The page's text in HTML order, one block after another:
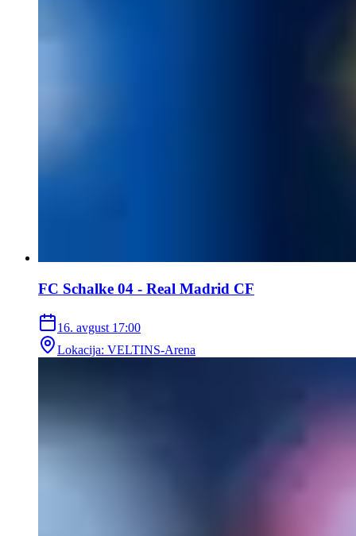
FC Schalke 04 - Real Madrid CF
16. avgust 17:00
Lokacija: VELTINS-Arena